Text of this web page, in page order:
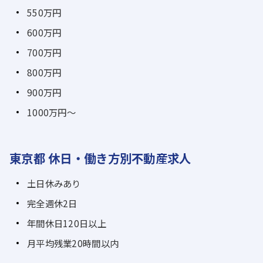
550万円
600万円
700万円
800万円
900万円
1000万円～
東京都 休日・働き方別不動産求人
土日休みあり
完全週休2日
年間休日120日以上
月平均残業20時間以内